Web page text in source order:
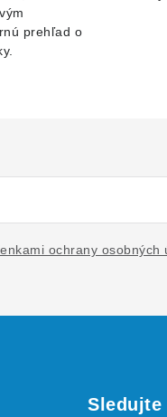
prehľad o
ochrany osobných